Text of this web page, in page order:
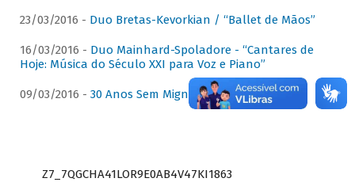
23/03/2016 - Duo Bretas-Kevorkian / “Ballet de Mãos”
16/03/2016 - Duo Mainhard-Spoladore - “Cantares de
Hoje: Música do Século XXI para Voz e Piano”
09/03/2016 - 30 Anos Sem Mignone
Z7_7QGCHA41LOR9E0AB4V47KI1863